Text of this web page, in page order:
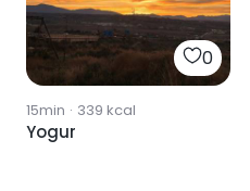
0
15min · 339 kcal
Yogur